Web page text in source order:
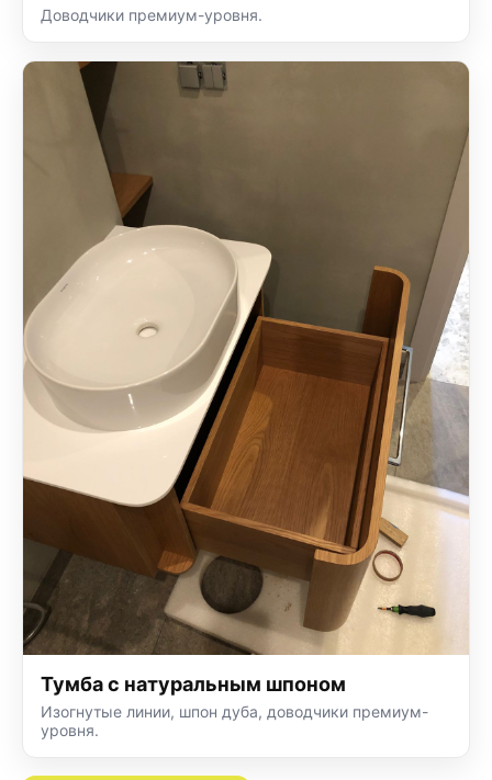
Доводчики премиум-уровня.
Тумба с натуральным шпоном
Изогнутые линии, шпон дуба, доводчики премиум-
уровня.